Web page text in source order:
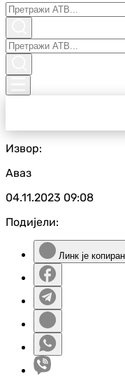
Извор:
Аваз
04.11.2023 09:08
Подијели:
Линк је